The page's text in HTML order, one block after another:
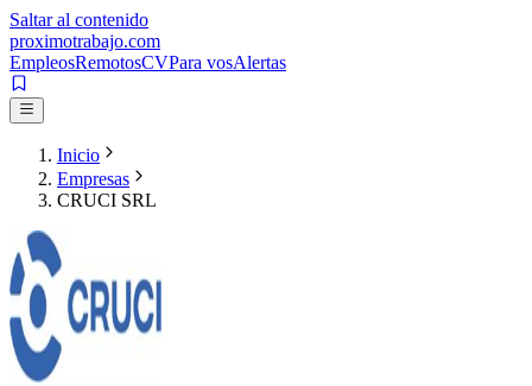
Saltar al contenido
proximotrabajo.com
EmpleosRemotosCVPara vosAlertas
Inicio
Empresas
CRUCI SRL